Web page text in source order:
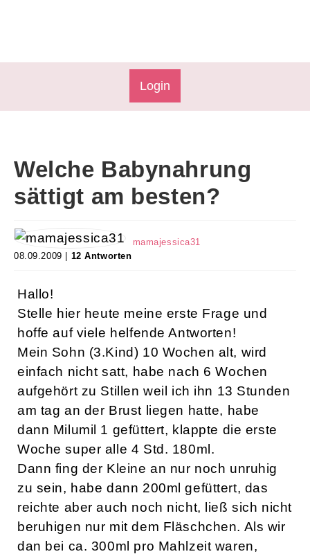
Login
Welche Babynahrung
sättigt am besten?
mamajessica31
08.09.2009 | 12 Antworten
Hallo!
Stelle hier heute meine erste Frage und
hoffe auf viele helfende Antworten!
Mein Sohn (3.Kind) 10 Wochen alt, wird
einfach nicht satt, habe nach 6 Wochen
aufgehört zu Stillen weil ich ihn 13 Stunden
am tag an der Brust liegen hatte, habe
dann Milumil 1 gefüttert, klappte die erste
Woche super alle 4 Std. 180ml.
Dann fing der Kleine an nur noch unruhig
zu sein, habe dann 200ml gefüttert, das
reichte aber auch noch nicht, ließ sich nicht
beruhigen nur mit dem Fläschchen. Als wir
dan bei ca. 300ml pro Mahlzeit waren,